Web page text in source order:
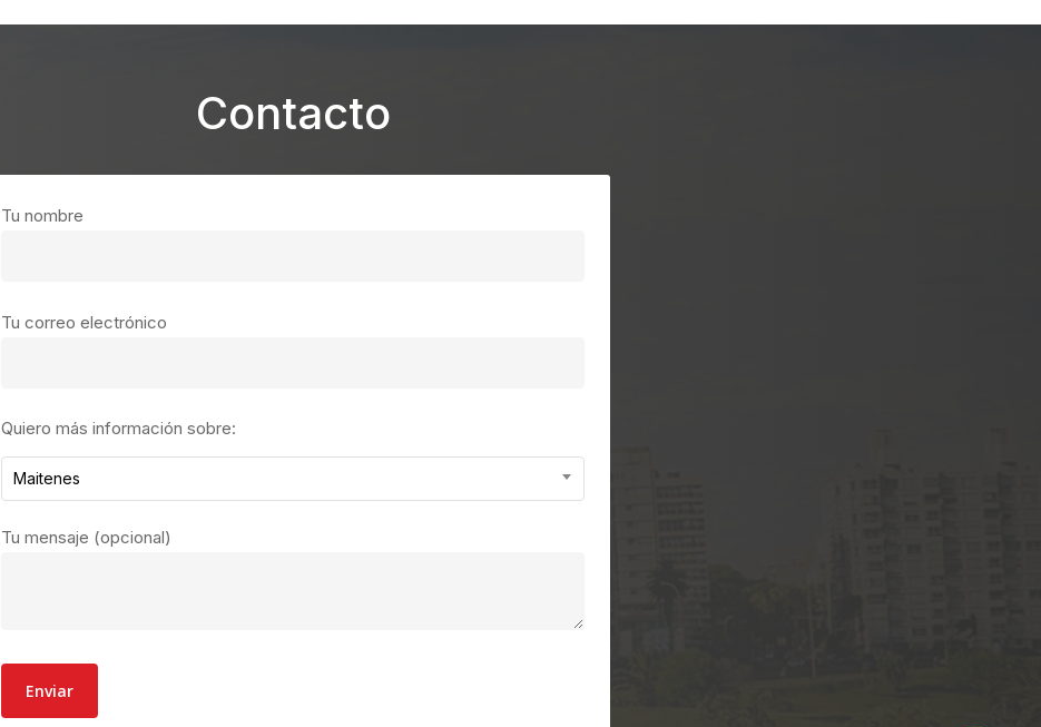
Contacto
Tu nombre
Tu correo electrónico
Quiero más información sobre:
Maitenes
Tu mensaje (opcional)